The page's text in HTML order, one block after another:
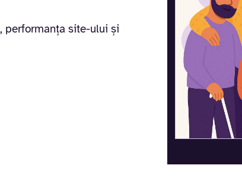
performanța site-ului și